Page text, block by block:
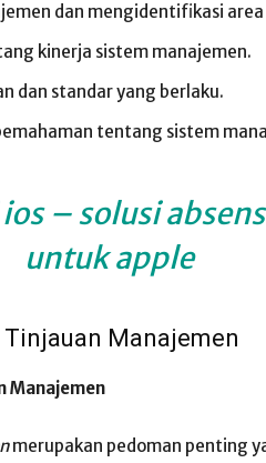
dan mengidentifikasi area
kinerja sistem manajemen.
dan standar yang berlaku.
tentang sistem
– solusi
untuk apple
Manajemen
Manajemen
merupakan pedoman penting